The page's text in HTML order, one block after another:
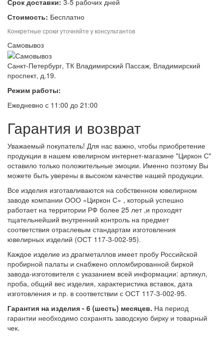
Срок доставки: 3-5 рабочих дней
Стоимость: Бесплатно
Конкретные сроки уточняйте у консультантов
Самовывоз
Санкт-Петербург, ТК Владимирский Пассаж, Владимирский
проспект, д.19.
Режим работы:
Ежедневно с 11:00 до 21:00
Гарантия и возврат
Уважаемый покупатель! Для нас важно, чтобы приобретение
продукции в нашем ювелирном интернет-магазине "Циркон С"
оставило только положительные эмоции. Именно поэтому Вы
можете быть уверены в высоком качестве нашей продукции.
Все изделия изготавливаются на собственном ювелирном
заводе компании ООО «Циркон С» , который успешно
работает на территории РФ более 25 лет ,и проходят
тщательнейший внутренний контроль на предмет
соответствия отраслевым стандартам изготовления
ювелирных изделий (ОСТ 117-3-002-95).
Каждое изделие из драгметаллов имеет пробу Российской
пробирной палаты и снабжено опломбированной биркой
завода-изготовителя с указанием всей информации: артикул,
проба, общий вес изделия, характеристика вставок, дата
изготовления и пр. в соответствии с ОСТ 117-3-002-95.
Гарантия на изделия - 6 (шесть) месяцев. На период
гарантии необходимо сохранять заводскую бирку и товарный
чек.